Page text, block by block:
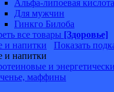
Альфа-липоевая кислота
Для мужчин
Гинкго Билоба
все товары [Здоровье]
и напитки
Показать
и напитки
и
маффины